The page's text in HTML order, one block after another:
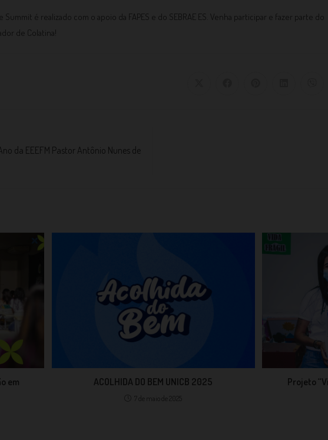
Summit é realizado com o apoio da FAPES e do SEBRAE ES. Venha participar e fazer parte do
de Colatina!
da EEEFM Pastor Antônio Nunes de
em
ACOLHIDA DO BEM UNICB 2025
7 de maio de 2025
Projeto